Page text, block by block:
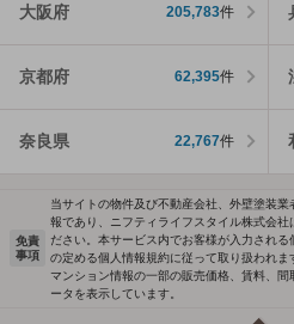
大阪府 205,783件
京都府 62,395件
奈良県 22,767件
免責
事項
当サイトの物件及び不動産会社、外壁塗装
報であり、ニフティライフスタイル株式会
ださい。本サービス内でお客様が入力され
の定める個人情報規約に従って取り扱われま
マンション情報の一部の販売価格、賃料、
ータを表示しています。